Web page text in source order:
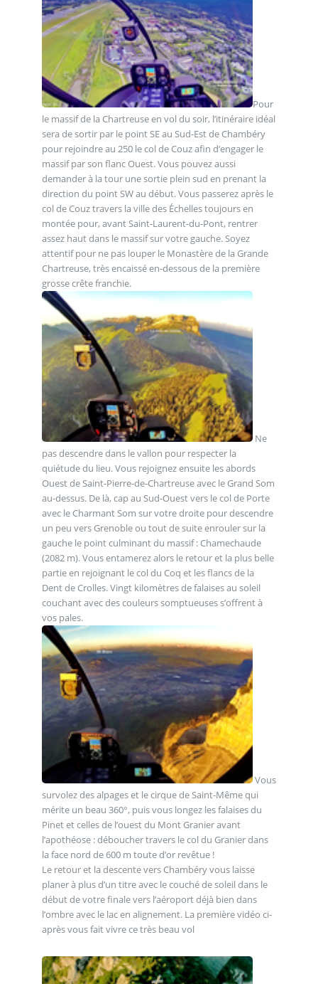
Pour
le massif de la Chartreuse en vol du soir, l’itinéraire idéal
sera de sortir par le point SE au Sud-Est de Chambéry
pour rejoindre au 250 le col de Couz afin d’engager le
massif par son flanc Ouest. Vous pouvez aussi
demander à la tour une sortie plein sud en prenant la
direction du point SW au début. Vous passerez après le
col de Couz travers la ville des Échelles toujours en
montée pour, avant Saint-Laurent-du-Pont, rentrer
assez haut dans le massif sur votre gauche. Soyez
attentif pour ne pas louper le Monastère de la Grande
Chartreuse, très encaissé en-dessous de la première
grosse crête franchie.
Ne
pas descendre dans le vallon pour respecter la
quiétude du lieu. Vous rejoignez ensuite les abords
Ouest de Saint-Pierre-de-Chartreuse avec le Grand Som
au-dessus. De là, cap au Sud-Ouest vers le col de Porte
avec le Charmant Som sur votre droite pour descendre
un peu vers Grenoble ou tout de suite enrouler sur la
gauche le point culminant du massif : Chamechaude
(2082 m). Vous entamerez alors le retour et la plus belle
partie en rejoignant le col du Coq et les flancs de la
Dent de Crolles. Vingt kilomètres de falaises au soleil
couchant avec des couleurs somptueuses s’offrent à
vos pales.
Vous
survolez des alpages et le cirque de Saint-Même qui
mérite un beau 360°, puis vous longez les falaises du
Pinet et celles de l’ouest du Mont Granier avant
l’apothéose : déboucher travers le col du Granier dans
la face nord de 600 m toute d’or revêtue !
Le retour et la descente vers Chambéry vous laisse
planer à plus d’un titre avec le couché de soleil dans le
début de votre finale vers l’aéroport déjà bien dans
l’ombre avec le lac en alignement. La première vidéo ci-
après vous fait vivre ce très beau vol